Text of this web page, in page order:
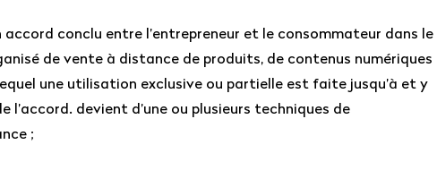
conclu entre l’entrepreneur et le consommateur dans le
de vente à distance de produits, de contenus numériques
une utilisation exclusive ou partielle est faite jusqu’à et y
l’accord. devient d’une ou plusieurs techniques de
;